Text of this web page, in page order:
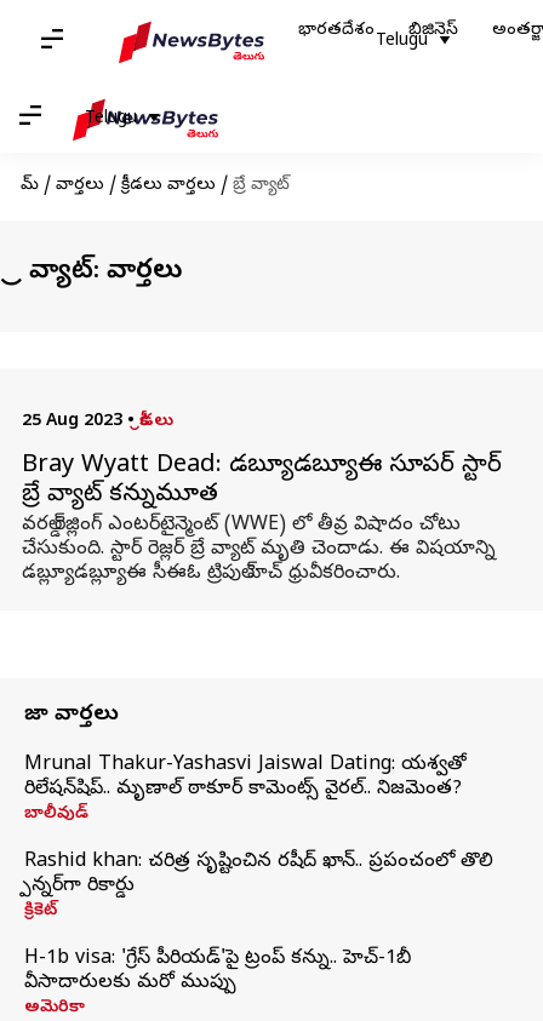
భారతదేశం బిజినెస్
Telugu
Telugu
హోమ్ / వార్తలు / క్రీడలు వార్తలు / బ్రే వ్యాట్
బ్రే వ్యాట్: వార్తలు
25 Aug 2023 • క్రీడలు
Bray Wyatt Dead: డబ్ల్యూడబ్ల్యూఈ సూపర్ స్టార్
బ్రే వ్యాట్ కన్నుమూత
వరల్డ్ రెజ్లింగ్ ఎంటర్‌టైన్మెంట్ (WWE) లో తీవ్ర విషాదం చోటు
చేసుకుంది. స్టార్ రెజ్లర్ బ్రే వ్యాట్ మృతి చెందాడు. ఈ విషయాన్ని
డబ్ల్యూడబ్ల్యూఈ సీఈఓ ట్రిపుల్ హెచ్ ధ్రువీకరించారు.
తాజా వార్తలు
Mrunal Thakur-Yashasvi Jaiswal Dating: యశస్వితో
రిలేషన్‌షిప్.. మృణాల్ ఠాకూర్ కామెంట్స్ వైరల్.. నిజమెంత?
బాలీవుడ్
Rashid khan: చరిత్ర సృష్టించిన రషీద్ ఖాన్.. ప్రపంచంలో తొలి
స్పిన్నర్‌గా రికార్డు
క్రికెట్
H-1b visa: 'గ్రేస్‌ పీరియడ్‌'పై ట్రంప్‌ కన్ను.. హెచ్‌-1బీ
వీసాదారులకు మరో ముప్పు
అమెరికా